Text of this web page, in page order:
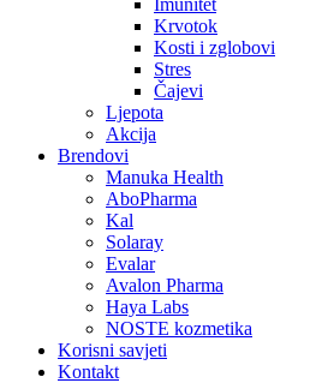
Imunitet
Krvotok
Kosti i zglobovi
Stres
Čajevi
Ljepota
Akcija
Brendovi
Manuka Health
AboPharma
Kal
Solaray
Evalar
Avalon Pharma
Haya Labs
NOSTE kozmetika
Korisni savjeti
Kontakt